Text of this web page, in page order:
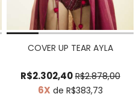
COVER UP TEAR AYLA
R$2.302,40 R$2.878,00
6X de R$383,73